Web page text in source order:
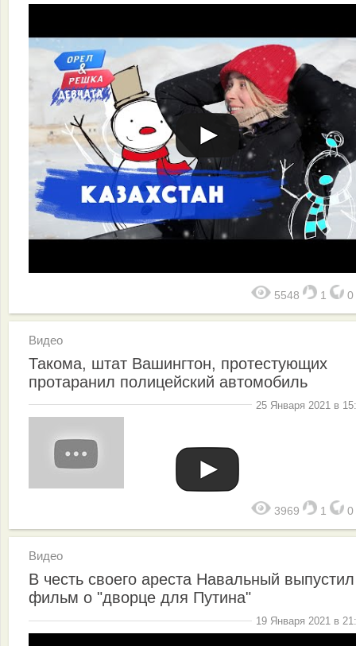
5548 1 0
Видео
Такома, штат Вашингтон, протестующих
протаранил полицейский автомобиль
25 Января 2021 в
3969 1 0
Видео
В честь своего ареста Навальный выпустил
фильм о "дворце для Путина"
19 Января 2021 в